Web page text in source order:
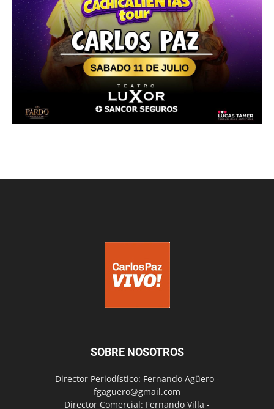
SOBRE NOSOTROS
Director Periodístico: Fernando Agüero -
fgaguero@gmail.com
Director Comercial: Fernando Villa -